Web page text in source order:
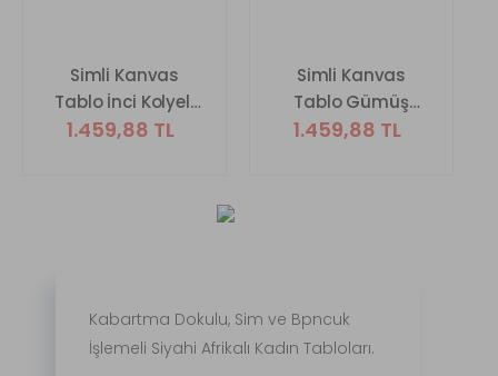
Simli Kanvas
Tablo İnci Kolyeli
Siyah Zeminli
1.459,88 TL
Simli Kanvas
Tablo Gümüş
Taçlı Afrikalı Kadın
1.459,88 TL
Kabartma Dokulu, Sim ve Bpncuk
İşlemeli Siyahi Afrikalı Kadın Tabloları.